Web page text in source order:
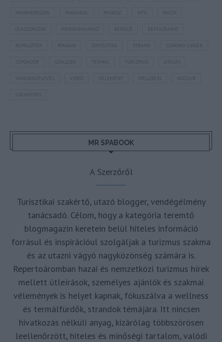
MAGYARORSZÁG MTÜ MÁLTA
OLASZORSZÁG REPÜLŐJÁRAT
REPÜLŐTÉR STATISZTIKA STRAND SZAKMAI CIKKEK
SZPONZOR SZÁLLODA TERMÁL TURIZMUS UTAZÁS
VAKCINAÚTLEVÉL WIZZAIR
ÚJRANYITÁS
MR SPABOOK
A Szerzőről
Turisztikai szakértő, utazó blogger, vendégélmény
tanácsadó. Célom, hogy a kategória teremtő
blogmagazin keretein belül hiteles információ
forrásul és inspirációul szolgáljak a turizmus szakma
és az utazni vágyó nagyközönség számára is.
Repertoáromban hazai és nemzetközi turizmus hírek
mellett útleírások, személyes ajánlók és szakmai
vélemények is helyet kapnak, fókuszálva a wellness
és termálfürdők, strandok témájára. Itt nincsen
hivatkozás nélküli anyag, kizárólag többszörösen
leellenőrzött, hiteles és minőségi tartalom, valódi